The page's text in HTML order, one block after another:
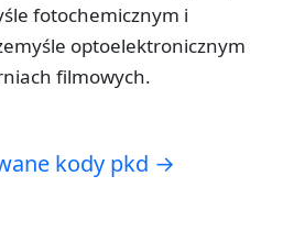
fotochemicznym i
optoelektronicznym
filmowych.
kody pkd →